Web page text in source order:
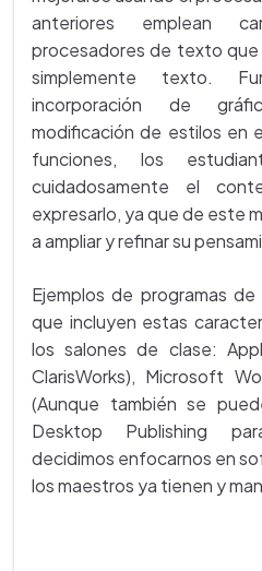
anteriores emplean
procesadores de texto que
simplemente texto.
incorporación de
modificación de estilos en
funciones, los
cuidadosamente el
expresarlo, ya que de este
a ampliar y refinar su
Ejemplos de programas
que incluyen estas
los salones de clase:
ClarisWorks), Microsoft
(Aunque también se
Desktop Publishing
decidimos enfocarnos en
los maestros ya tienen y